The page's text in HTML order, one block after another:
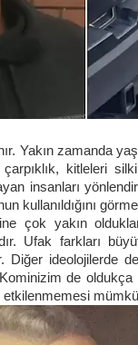
zamanda
çarpıklık, kitleleri
insanları
kullanıldığını
çok yakın
Ufak farkları
Diğer ideolojilerde
de